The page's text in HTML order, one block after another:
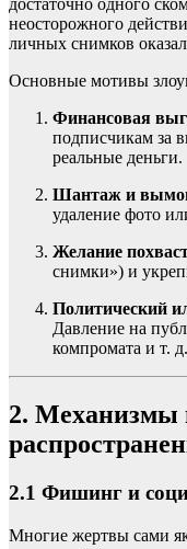
достаточно одного
неосторожного
личных снимков
Основные мотивы
Финансовая
подписчикам за
реальные деньги.
Шантаж и
удаление фото
Желание
снимки») и
Политический
Давление на
компромата и т. д.
2. Механизмы
2.1 Фишинг и
Многие жертвы сами